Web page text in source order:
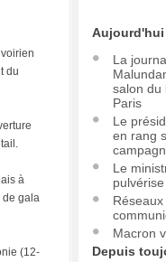
du
à
de gala
(12-
Aujourd'hui
La
salon du
Paris
Le
en rang
Le
Macron
Depuis